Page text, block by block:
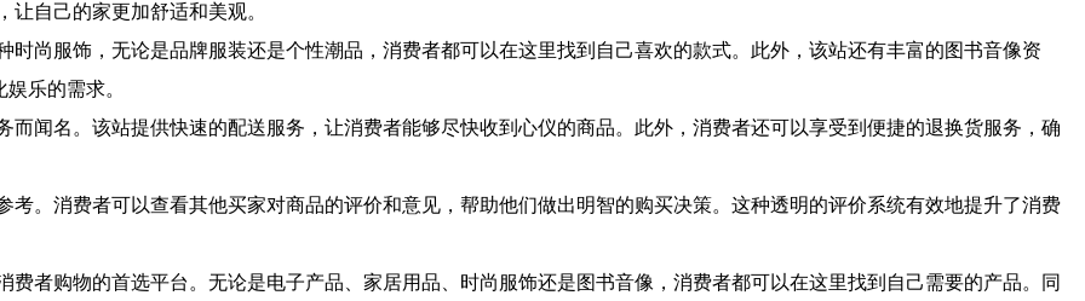
自己的家更加舒适和美观。
尚服饰，无论是品牌服装还是个性潮品，消费者都可以在这里找到自己喜欢的款式。此外，该站还有丰富的图书音像资
乐的需求。
闻名。该站提供快速的配送服务，让消费者能够尽快收到心仪的商品。此外，消费者还可以享受到便捷的退换货服务，确
。消费者可以查看其他买家对商品的评价和意见，帮助他们做出明智的购买决策。这种透明的评价系统有效地提升了消费
者购物的首选平台。无论是电子产品、家居用品、时尚服饰还是图书音像，消费者都可以在这里找到自己需要的产品。同